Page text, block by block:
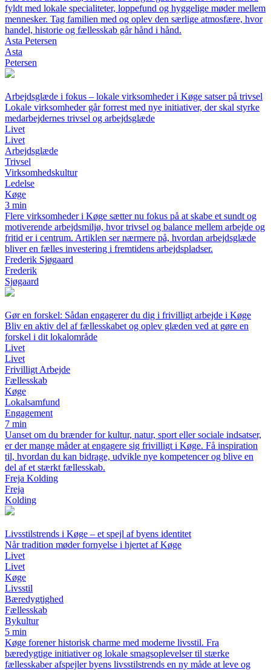
fyldt med lokale specialiteter, loppefund og hyggelige møder mellem
mennesker. Tag familien med og oplev den særlige atmosfære, hvor
handel, historie og fællesskab går hånd i hånd.
Asta Petersen
Asta
Petersen
Arbejdsglæde i fokus – lokale virksomheder i Køge satser på trivsel
Lokale virksomheder går forrest med nye initiativer, der skal styrke
medarbejdernes trivsel og arbejdsglæde
Livet
Livet
Arbejdsglæde
Trivsel
Virksomhedskultur
Ledelse
Køge
3 min
Flere virksomheder i Køge sætter nu fokus på at skabe et sundt og
motiverende arbejdsmiljø, hvor trivsel og balance mellem arbejde og
fritid er i centrum. Artiklen ser nærmere på, hvordan arbejdsglæde
bliver en fælles investering i fremtidens arbejdspladser.
Frederik Sjøgaard
Frederik
Sjøgaard
Gør en forskel: Sådan engagerer du dig i frivilligt arbejde i Køge
Bliv en aktiv del af fællesskabet og oplev glæden ved at gøre en
forskel i dit lokalområde
Livet
Livet
Frivilligt Arbejde
Fællesskab
Køge
Lokalsamfund
Engagement
7 min
Uanset om du brænder for kultur, natur, sport eller sociale indsatser,
er der mange måder at engagere sig frivilligt i Køge. Få inspiration
til, hvordan du kan bidrage, udvikle nye kompetencer og blive en
del af et stærkt fællesskab.
Freja Kolding
Freja
Kolding
Livsstilstrends i Køge – et spejl af byens identitet
Når tradition møder fornyelse i hjertet af Køge
Livet
Livet
Køge
Livsstil
Bæredygtighed
Fællesskab
Bykultur
5 min
Køge forener historisk charme med moderne livsstil. Fra
bæredygtige initiativer og lokale smagsoplevelser til stærke
fællesskaber afspejler byens livsstilstrends en ny måde at leve og